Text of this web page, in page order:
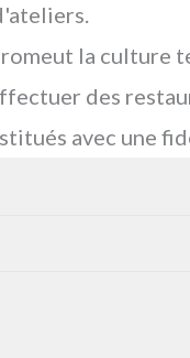
la culture
des
avec une